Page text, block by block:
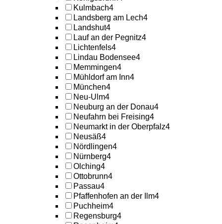
Kulmbach4
Landsberg am Lech4
Landshut4
Lauf an der Pegnitz4
Lichtenfels4
Lindau Bodensee4
Memmingen4
Mühldorf am Inn4
München4
Neu-Ulm4
Neuburg an der Donau4
Neufahrn bei Freising4
Neumarkt in der Oberpfalz4
Neusäß4
Nördlingen4
Nürnberg4
Olching4
Ottobrunn4
Passau4
Pfaffenhofen an der Ilm4
Puchheim4
Regensburg4